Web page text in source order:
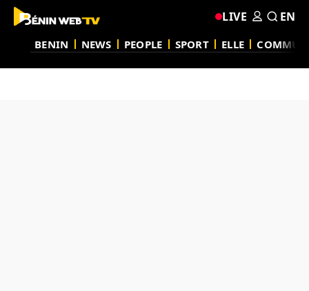
BENIN NEWS PEOPLE SPORT ELLE
LIVE EN